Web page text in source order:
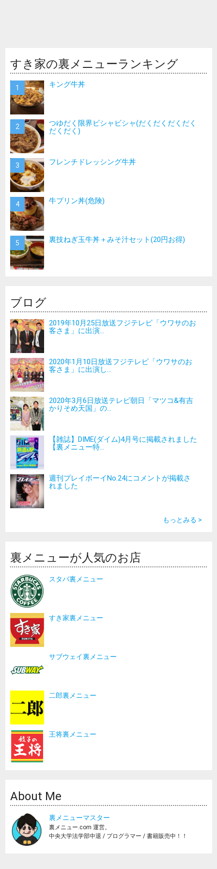
すき家の裏メニューランキング
キング牛丼
つゆだく限界ビシャビシャ(だくだくだくだく
だくだく)
フレンチドレッシング牛丼
牛プリン丼(危険)
裏技ねぎ玉牛丼＋みそ汁セット(20円お得)
ブログ
2019年10月25日放送フジテレビ「ウワサのお
客さま」に出演...
2020年1月10日放送フジテレビ「ウワサのお
客さま」に出演し...
2020年3月6日放送テレビ朝日「マツコ&有吉
かりそめ天国」の...
【雑誌】DIME(ダイム)4月号に掲載されました
【裏メニュー特...
週刊プレイボーイNo.24にコメントが掲載さ
れました
もっとみる >
裏メニューが人気のお店
スタバ裏メニュー
すき家裏メニュー
サブウェイ裏メニュー
二郎裏メニュー
王将裏メニュー
About Me
裏メニューマスター
裏メニュー.com 運営。
中央大学法学部中退 / プログラマー / 書籍販売中！！